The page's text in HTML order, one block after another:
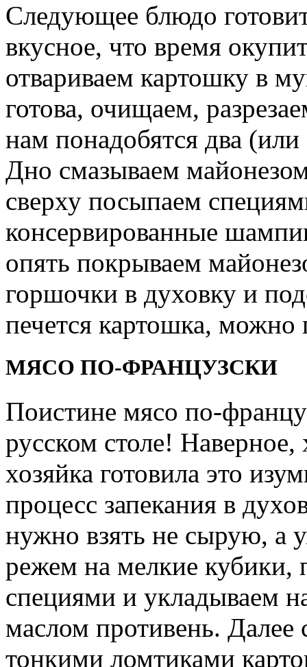
Следующее блюдо
вкусное, что время
отвариваем картошку в
готова, очищаем,
нам понадобятся два
Дно смазываем
сверху посыпаем
консервированные
опять покрываем
горшочки в духовку и
печется картошка,
МЯСО ПО-ФРАНЦУЗСКИ
Поистине мясо по-
русском столе!
хозяйка готовила это
процесс запекания в
нужно взять не сырую, а
режем на мелкие кубики,
специями и укладываем
маслом противень. Далее
тонкими ломтиками